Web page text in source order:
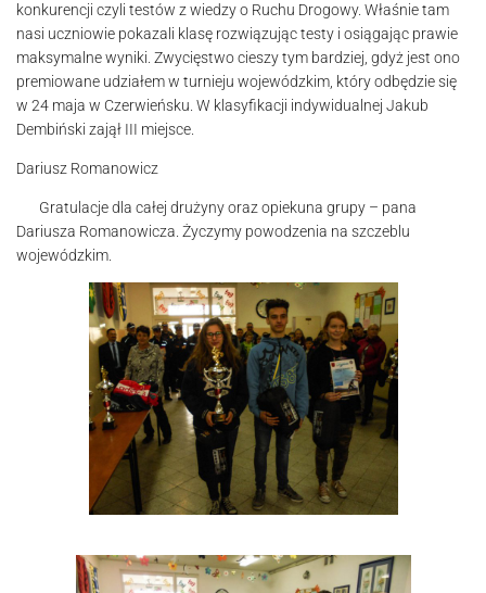
konkurencji czyli testów z wiedzy o Ruchu Drogowy. Właśnie tam
nasi uczniowie pokazali klasę rozwiązując testy i osiągając prawie
maksymalne wyniki. Zwycięstwo cieszy tym bardziej, gdyż jest ono
premiowane udziałem w turnieju wojewódzkim, który odbędzie się
w 24 maja w Czerwieńsku. W klasyfikacji indywidualnej Jakub
Dembiński zajął III miejsce.
Dariusz Romanowicz
Gratulacje dla całej drużyny oraz opiekuna grupy – pana
Dariusza Romanowicza. Życzymy powodzenia na szczeblu
wojewódzkim.